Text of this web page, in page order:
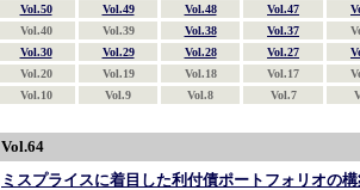
Vol.50
Vol.49 Vol.48 Vol.47
Vol.40
Vol.39 Vol.38 Vol.37
Vol.30
Vol.29 Vol.28 Vol.27
Vol.20
Vol.19 Vol.18 Vol.17
Vol.10
Vol.9 Vol.8 Vol.7
Vol.64
ミスプライスに着目した利付債ポートフォリオの